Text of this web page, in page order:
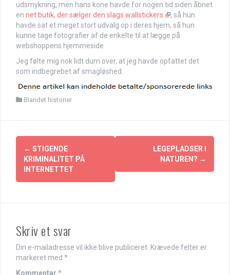
udsmykning, men hans kone havde for nogen tid siden åbnet
en net butik, der sælger den slags wallstickers
, så hun
havde sat et meget stort udvalg op i deres hjem, så hun
kunne tage fotografier af de enkelte til at lægge på
webshoppens hjemmeside.
Jeg følte mig nok lidt dum over, at jeg havde opfattet det
som indbegrebet af smagløshed.
Blandet historier
Indlægsnavigation
← STIGENDE
KRIMINALITET PÅ
INTERNETTET
LEGEPLADSER I
NATUREN? →
Skriv et svar
Din e-mailadresse vil ikke blive publiceret. Krævede felter er
markeret med *
Kommentar *